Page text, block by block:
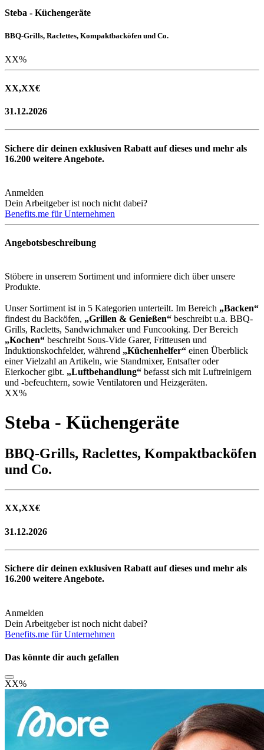
Steba - Küchengeräte
BBQ-Grills, Raclettes, Kompaktbacköfen und Co.
XX%
XX,XX€
31.12.2026
Sichere dir deinen exklusiven Rabatt auf dieses und mehr als
16.200 weitere Angebote.
Anmelden
Dein Arbeitgeber ist noch nicht dabei?
Benefits.me für Unternehmen
Angebotsbeschreibung
Stöbere in unserem Sortiment und informiere dich über unsere
Produkte.
Unser Sortiment ist in 5 Kategorien unterteilt. Im Bereich „Backen“
findest du Backöfen, „Grillen & Genießen“ beschreibt u.a. BBQ-
Grills, Racletts, Sandwichmaker und Funcooking. Der Bereich
„Kochen“ beschreibt Sous-Vide Garer, Fritteusen und
Induktionskochfelder, während „Küchenhelfer“ einen Überblick
einer Vielzahl an Artikeln, wie Standmixer, Entsafter oder
Eierkocher gibt. „Luftbehandlung“ befasst sich mit Luftreinigern
und -befeuchtern, sowie Ventilatoren und Heizgeräten.
XX%
Steba - Küchengeräte
BBQ-Grills, Raclettes, Kompaktbacköfen
und Co.
XX,XX€
31.12.2026
Sichere dir deinen exklusiven Rabatt auf dieses und mehr als
16.200 weitere Angebote.
Anmelden
Dein Arbeitgeber ist noch nicht dabei?
Benefits.me für Unternehmen
Das könnte dir auch gefallen
XX%